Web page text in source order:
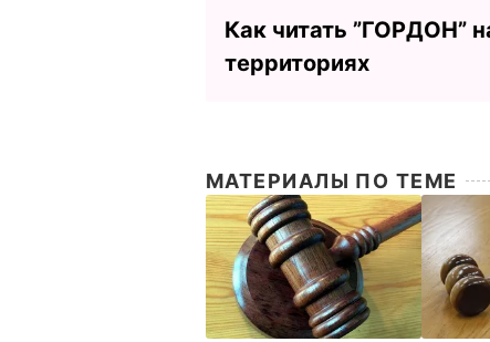
Как читать ”ГОРДОН”
территориях
МАТЕРИАЛЫ ПО ТЕМЕ